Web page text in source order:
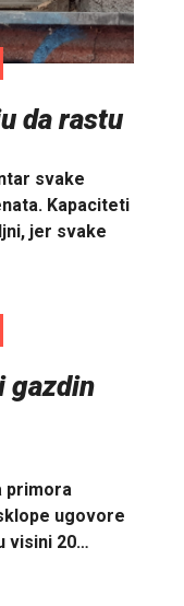
da rastu
svake
Kapaciteti
jer svake
gazdin
primora
ugovore
visini 20…